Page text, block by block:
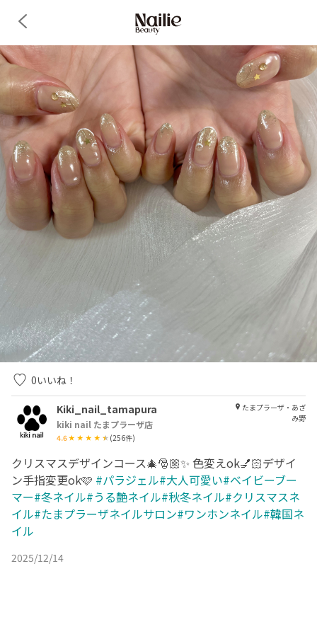
0いいね！
Kiki_nail_tamapura
kiki nail たまプラーザ店
4.6 (256件)
たまプラーザ・あざ
み野
クリスマスデザインコース🎄🎅🏼✨ 色変えok💅🏻デザイ
ン手指変更ok🩷 #パラジェル#大人可愛い#ベイビーブー
マー#冬ネイル#うる艶ネイル#秋冬ネイル#クリスマスネ
イル#たまプラーザネイルサロン#ワンホンネイル#韓国ネ
イル
2025/12/14